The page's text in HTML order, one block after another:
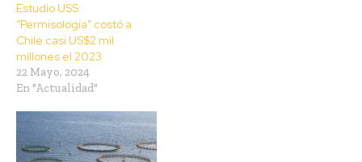
Estudio USS:
“Permisología” costó a
Chile casi US$2 mil
millones el 2023
22 Mayo, 2024
En "Actualidad"